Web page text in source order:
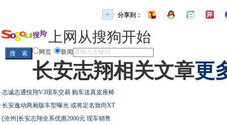
分享到：
上网从搜狗开始
网页 新闻
长安志翔相关文章更
·志诚志通悦翔V3现车交易 购车送真皮座椅
·长安逸动两厢版车型曝光 或将定名致尚XT
·[沧州]长安志翔全系优惠2000元 现车销售